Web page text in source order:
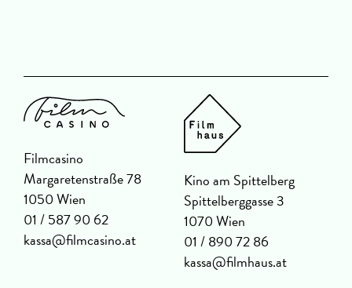
Filmcasino
Margaretenstraße 78
1050 Wien
01 / 587 90 62
kassa@filmcasino.at
Kino am Spittelberg
Spittelberggasse 3
1070 Wien
01 / 890 72 86
kassa@filmhaus.at